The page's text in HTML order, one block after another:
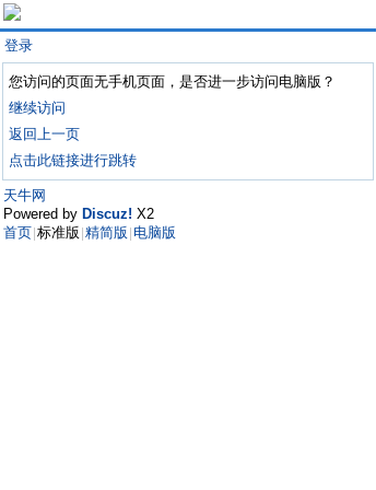
登录
您访问的页面无手机页面，是否进一步访问电脑版？
继续访问
返回上一页
点击此链接进行跳转
天牛网
Powered by Discuz! X2
首页 标准版 精简版 电脑版